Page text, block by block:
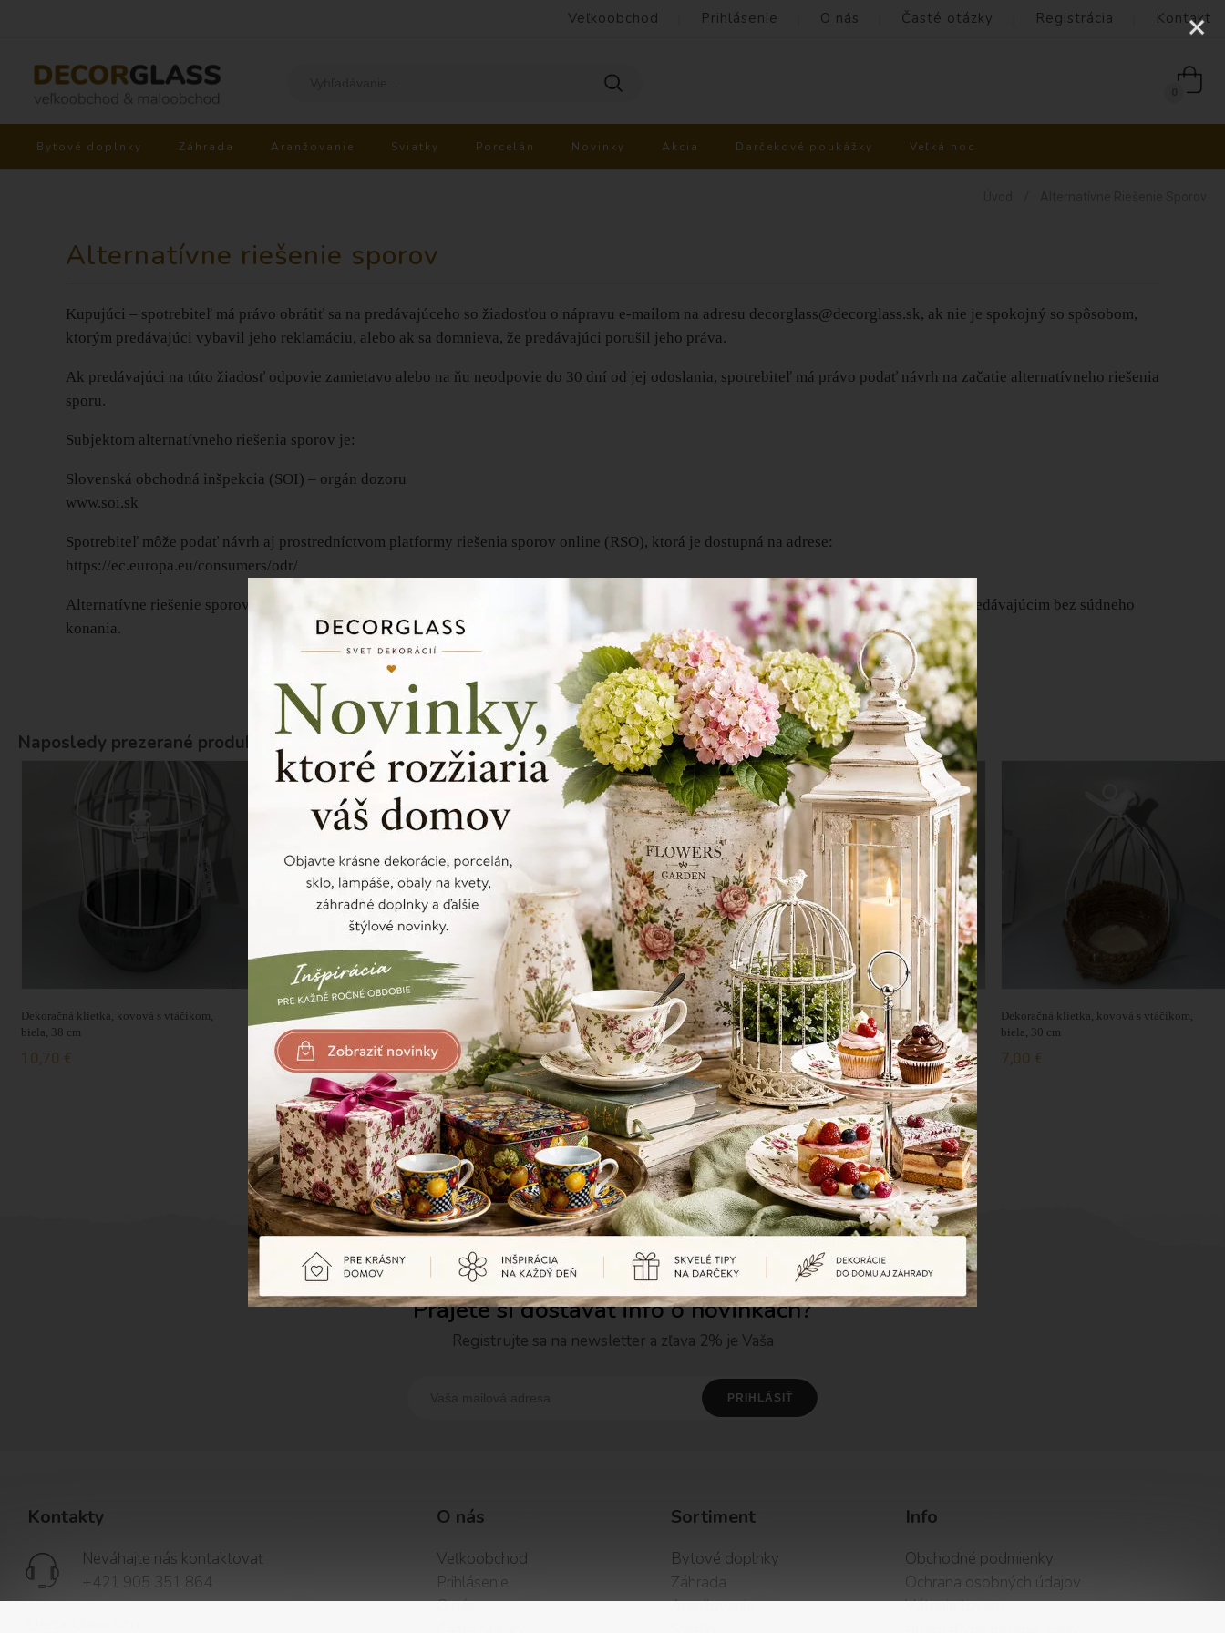
Veľkoobchod Prihlásenie O nás Časté otázky Registrácia Kontakt
Bytové doplnky Záhrada Aranžovanie Sviatky Porcelán Novinky Akcia Darčekové poukážky Veľká noc
Alternatívne riešenie sporov
Kupujúci – spotrebiteľ má právo obrátiť sa na predávajúceho so žiadosťou o nápravu e-mailom na adresu decorglass@decorglass.sk, ak nie je spokojný so spôsobom,
ktorým predávajúci vybavil jeho reklamáciu, alebo ak sa domnieva, že predávajúci porušil jeho práva.
Ak predávajúci na túto žiadosť odpovie zamietavo alebo na ňu neodpovie do 30 dní od jej odoslania, spotrebiteľ má právo podať návrh na začatie alternatívneho riešenia
sporu.
Subjektom alternatívneho riešenia sporov je:
Slovenská obchodná inšpekcia (SOI) – orgán dozoru
www.soi.sk
Spotrebiteľ môže podať návrh aj prostredníctvom platformy riešenia sporov online (RSO), ktorá je dostupná na adrese:
https://ec.europa.eu/consumers/odr/
Alternatívne riešenie sporov je bezplatné alebo spojené len s minimálnymi nákladmi a cieľom je dosiahnuť dohodu medzi spotrebiteľom a predávajúcim bez súdneho
konania.
Naposledy prezerané produkty
Dekoračná klietka, kovová s vtáčikom,
biela, 38 cm
10,70 €
Dekoračná klietka, kovová s vtáčikom,
biela, 33 cm
9,60 €
Dekoračná klietka, kovová s vtáčikom,
čierna, 31 cm
7,90 €
Dekoračná klietka, kovová s vtáčikom,
čierna, 33 cm
9,60 €
Dekoračná klietka, kovová s vtáčikom,
biela, 30 cm
7,00 €
Prajete si dostávať info o novinkách?
Registrujte sa na newsletter a zľava 2% je Vaša
Kontakty
Neváhajte nás kontaktovať
+421 905 351 864
O nás
Veľkoobchod
Prihlásenie
O nás
Sortiment
Bytové doplnky
Záhrada
Aranžovanie
Info
Obchodné podmienky
Ochrana osobných údajov
Vátenie tovaru